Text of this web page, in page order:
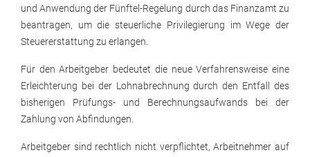
und Anwendung der Fünftel-Regelung durch das Finanzamt zu
beantragen, um die steuerliche Privilegierung im Wege der
Steuererstattung zu erlangen.
Für den Arbeitgeber bedeutet die neue Verfahrensweise eine
Erleichterung bei der Lohnabrechnung durch den Entfall des
bisherigen Prüfungs- und Berechnungsaufwands bei der
Zahlung von Abfindungen.
Arbeitgeber sind rechtlich nicht verpflichtet, Arbeitnehmer auf